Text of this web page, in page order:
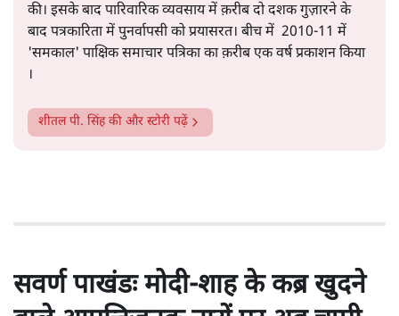
की। इसके बाद पारिवारिक व्यवसाय में क़रीब दो दशक गुज़ारने के
बाद पत्रकारिता में पुनर्वापसी को प्रयासरत। बीच में 2010-11 में
'समकाल' पाक्षिक समाचार पत्रिका का क़रीब एक वर्ष प्रकाशन किया
।
शीतल पी. सिंहकी और स्टोरी पढ़ें
सवर्ण पाखंडः मोदी-शाह के कब्र खुदने